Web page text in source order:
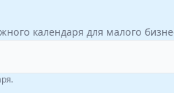
календаря для малого